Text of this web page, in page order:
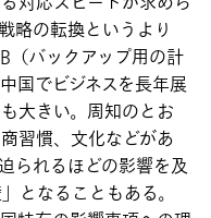
略の転換というより
（バックアップ用の計
国でビジネスを長年展
大きい。周知のとお
習慣、文化などがあ
られるほどの影響を及
となることもある。